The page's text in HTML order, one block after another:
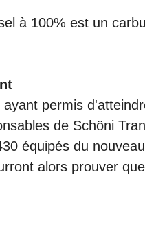
à 100% est un
permis
de Schöni
équipés du
alors prouver